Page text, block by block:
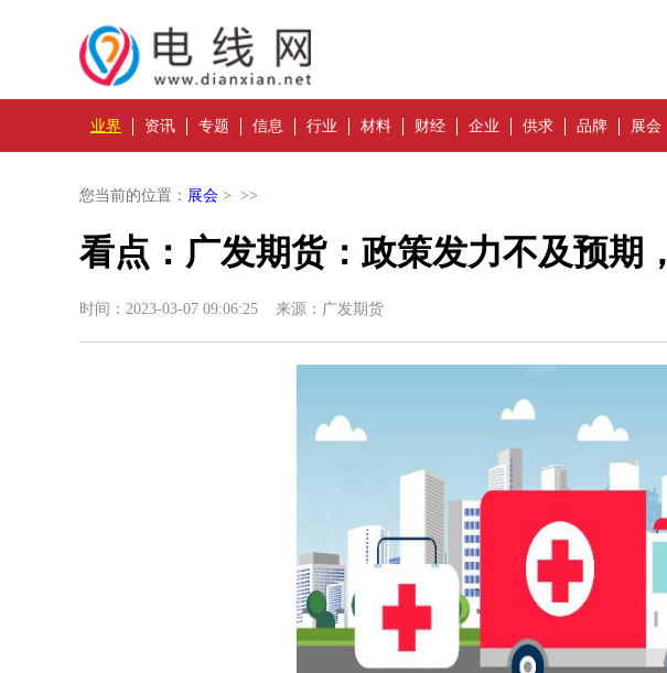
业界 资讯 专题 信息 行业 材料 财经 企业 供求 品牌 展会
您当前的位置： 展会 > >>
看点：广发期货：政策发力不及预期
时间：2023-03-07 09:06:25 来源：广发期货